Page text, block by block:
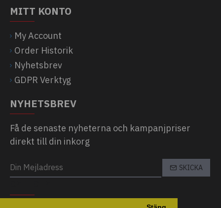
MITT KONTO
My Account
Order Historik
Nyhetsbrev
GDPR Verktyg
NYHETSBREV
Få de senaste nyheterna och kampanjpriser
direkt till din inkorg
SKICKA